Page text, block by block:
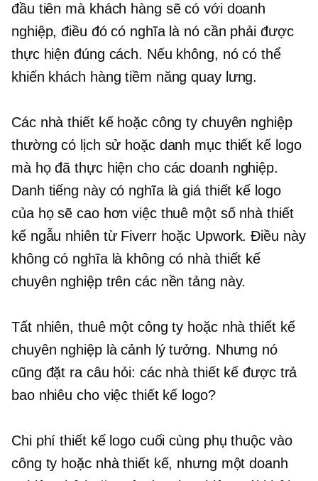
đầu tiên mà khách hàng sẽ có với doanh
nghiệp, điều đó có nghĩa là nó cần phải được
thực hiện đúng cách. Nếu không, nó có thể
khiến khách hàng tiềm năng quay lưng.
Các nhà thiết kế hoặc công ty chuyên nghiệp
thường có lịch sử hoặc danh mục thiết kế logo
mà họ đã thực hiện cho các doanh nghiệp.
Danh tiếng này có nghĩa là giá thiết kế logo
của họ sẽ cao hơn việc thuê một số nhà thiết
kế ngẫu nhiên từ Fiverr hoặc Upwork. Điều này
không có nghĩa là không có nhà thiết kế
chuyên nghiệp trên các nền tảng này.
Tất nhiên, thuê một công ty hoặc nhà thiết kế
chuyên nghiệp là cảnh lý tưởng. Nhưng nó
cũng đặt ra câu hỏi: các nhà thiết kế được trả
bao nhiêu cho việc thiết kế logo?
Chi phí thiết kế logo cuối cùng phụ thuộc vào
công ty hoặc nhà thiết kế, nhưng một doanh